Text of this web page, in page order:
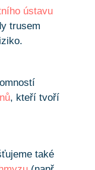
ústavu
trusem
, kteří tvoří
také